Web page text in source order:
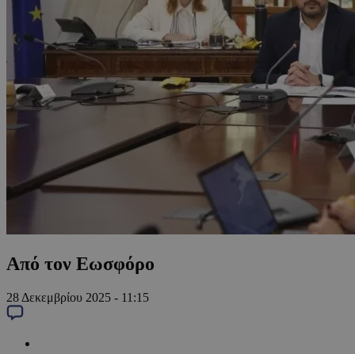
Από τον Εωσφόρο
28 Δεκεμβρίου 2025 - 11:15